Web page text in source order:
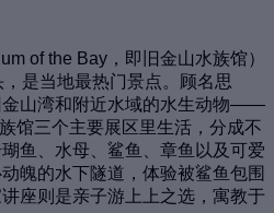
of the Bay，即旧金山水族馆）
是当地最热门景点。顾名思
金山湾和附近水域的水生动物——
馆三个主要展区里生活，分成不
鱼、水母、鲨鱼、章鱼以及可爱
魄的水下隧道，体验被鲨鱼包围
座则是亲子游上上之选，寓教于